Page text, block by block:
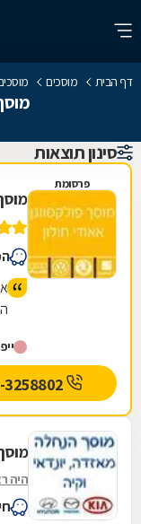
דף הבית מוסכים
סינון תוצאות
פרסומת
היה